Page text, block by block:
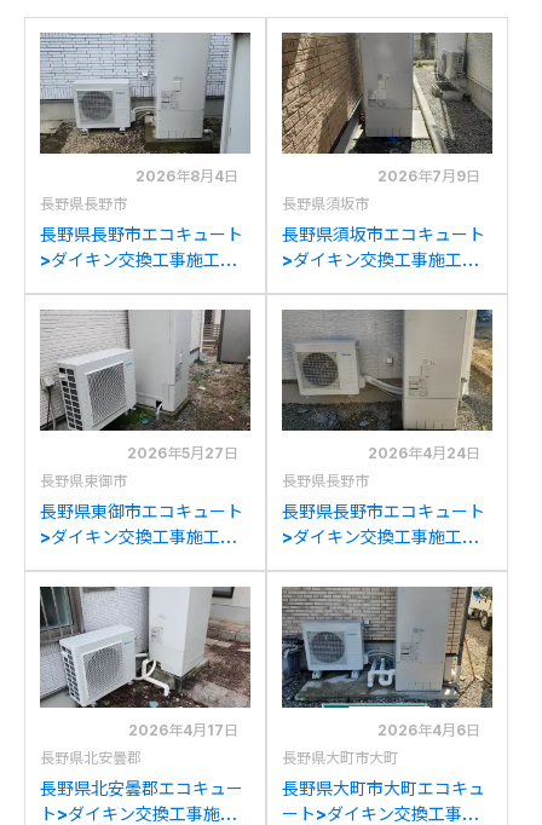
2026年8月4日
長野県長野市
長野県長野市エコキュート
>ダイキン交換工事施工事
461DA11Kからダイキン
EQA37ZFHVへの交換
2026年7月9日
長野県須坂市
長野県須坂市エコキュート
>ダイキン交換工事施工事
からダイキンEQA37ZFHV
への交換
2026年5月27日
長野県東御市
長野県東御市エコキュート
>ダイキン交換工事施工事
F37AQPからダイキン
EQA37ZFHVへの交換
2026年4月24日
長野県長野市
長野県長野市エコキュート
>ダイキン交換工事施工事
THTU371BXKからダイキ
ンEQA37ZFHVへの交換
2026年4月17日
長野県北安曇郡
長野県北安曇郡エコキュー
ト>ダイキン交換工事施工
2026年4月6日
長野県大町市大町
長野県大町市大町エコキュ
ート>ダイキン交換工事施